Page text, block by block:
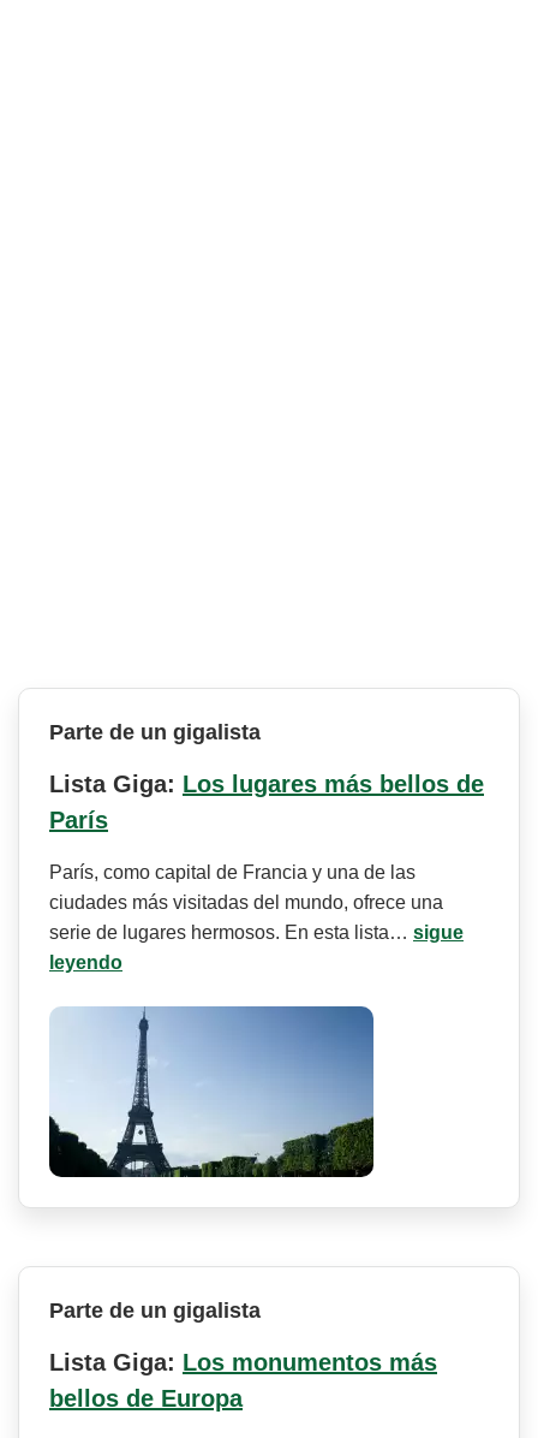
Parte de un gigalista
Lista Giga: Los lugares más bellos de
París
París, como capital de Francia y una de las
ciudades más visitadas del mundo, ofrece una
serie de lugares hermosos. En esta lista… sigue
leyendo
Parte de un gigalista
Lista Giga: Los monumentos más
bellos de Europa